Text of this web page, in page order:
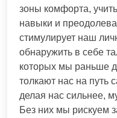
зоны комфорта,
навыки и
стимулирует наш
обнаружить в себе
которых мы раньше
толкают нас на путь
делая нас сильнее,
Без них мы рискуем